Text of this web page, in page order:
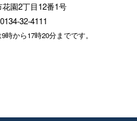
園2丁目12番1号
32-4111
から17時20分までです。